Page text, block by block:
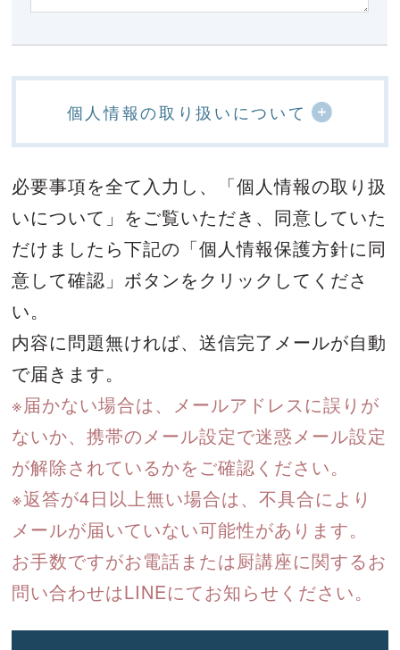
個人情報の取り扱いについて
必要事項を全て入力し、「個人情報の取り扱
いについて」をご覧いただき、 同意していた
だけましたら下記の「個人情報保護方針に同
意して確認」ボタンをクリックしてくださ
い。
内容に問題無ければ、送信完了メールが自動
で届きます。
※届かない場合は、メールアドレスに誤りが
ないか、携帯のメール設定で迷惑メール設定
が解除されているかをご確認ください。
※返答が4日以上無い場合は、不具合により
メールが届いていない可能性があります。
お手数ですがお電話または厨講座に関するお
問い合わせはLINEにてお知らせください。